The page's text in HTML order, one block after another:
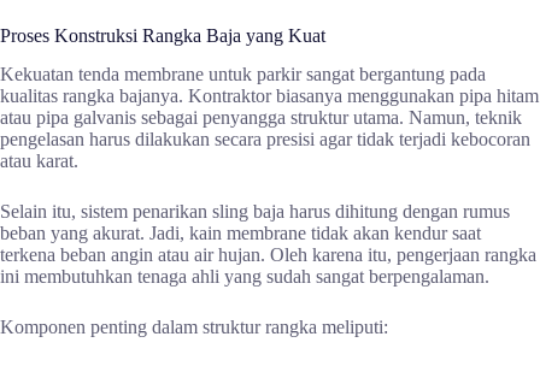
Proses Konstruksi Rangka Baja yang Kuat
Kekuatan tenda membrane untuk parkir sangat bergantung pada
kualitas rangka bajanya. Kontraktor biasanya menggunakan pipa hitam
atau pipa galvanis sebagai penyangga struktur utama. Namun, teknik
pengelasan harus dilakukan secara presisi agar tidak terjadi kebocoran
atau karat.
Selain itu, sistem penarikan sling baja harus dihitung dengan rumus
beban yang akurat. Jadi, kain membrane tidak akan kendur saat
terkena beban angin atau air hujan. Oleh karena itu, pengerjaan rangka
ini membutuhkan tenaga ahli yang sudah sangat berpengalaman.
Komponen penting dalam struktur rangka meliputi: